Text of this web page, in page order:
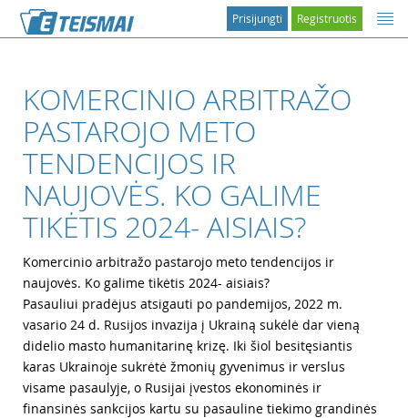
Registruotis
Prisijungti
KOMERCINIO ARBITRAŽO
PASTAROJO METO
TENDENCIJOS IR
NAUJOVĖS. KO GALIME
TIKĖTIS 2024- AISIAIS?
Komercinio arbitražo pastarojo meto tendencijos ir
naujovės. Ko galime tikėtis 2024- aisiais?
Pasauliui pradėjus atsigauti po pandemijos, 2022 m.
vasario 24 d. Rusijos invazija į Ukrainą sukėlė dar vieną
didelio masto humanitarinę krizę. Iki šiol besitęsiantis
karas Ukrainoje sukrėtė žmonių gyvenimus ir verslus
visame pasaulyje, o Rusijai įvestos ekonominės ir
finansinės sankcijos kartu su pasauline tiekimo grandinės